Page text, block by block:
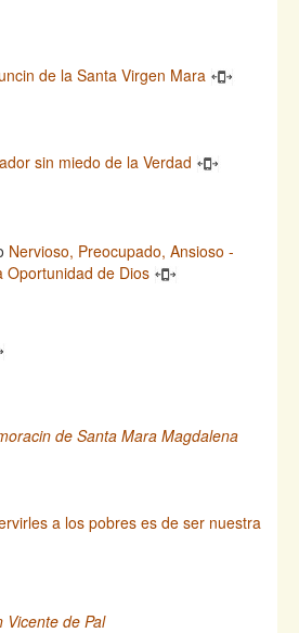
de la Santa Virgen Mara
sin miedo de la Verdad
Nervioso, Preocupado, Ansioso -
Oportunidad de Dios
de Santa Mara Magdalena
a los pobres es de ser nuestra
Vicente de Pal